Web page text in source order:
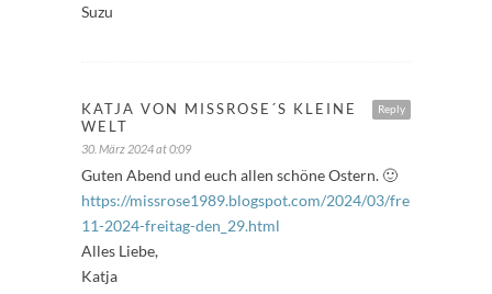
Suzu
Reply
KATJA VON MISSROSE´S KLEINE
WELT
30. März 2024 at 0:09
Guten Abend und euch allen schöne Ostern. 🙂
https://missrose1989.blogspot.com/2024/03/freitagfuller-
11-2024-freitag-den_29.html
Alles Liebe,
Katja